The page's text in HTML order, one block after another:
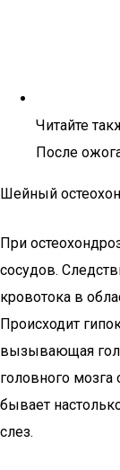
Читайте
После
Шейный
При
сосудов.
кровотока в
Происходит
вызывающая
головного мозга
бывает
слез.